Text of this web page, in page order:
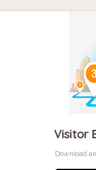
Visitor
Download